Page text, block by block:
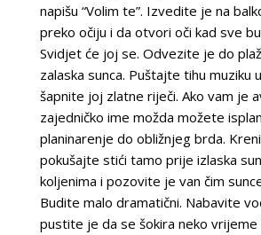
napišu “Volim te”. Izvedite je na
preko očiju i da otvori oči kad sve
Svidjet će joj se. Odvezite je do
zalaska sunca. Puštajte tihu muziku
šapnite joj zlatne riječi. Ako vam je
zajedničko ime možda možete
planinarenje do obližnjeg brda.
pokušajte stići tamo prije izlaska
koljenima i pozovite je van čim
Budite malo dramatični. Nabavite
pustite je da se šokira neko